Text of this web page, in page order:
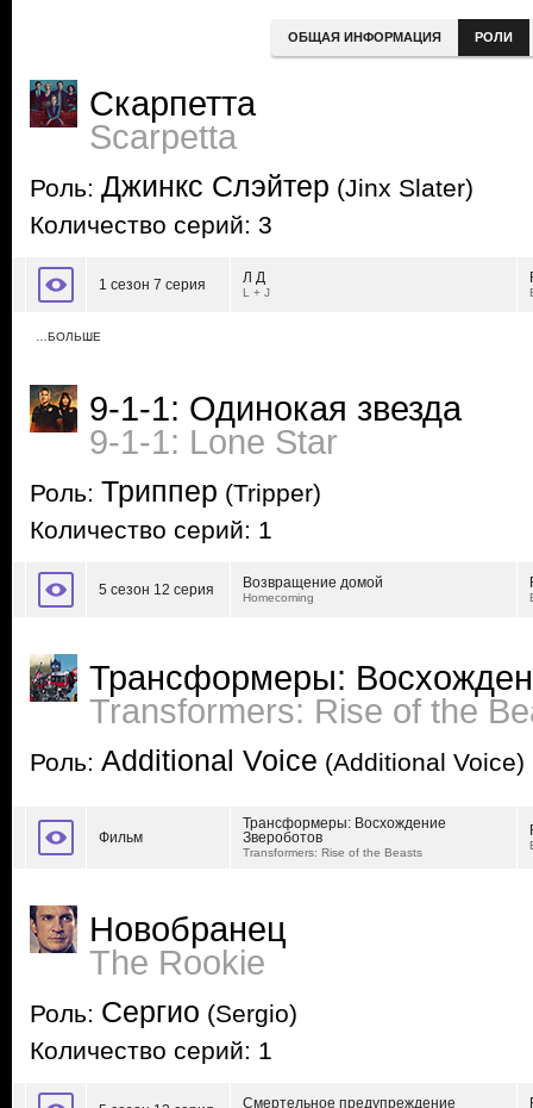
ОБЩАЯ ИНФОРМАЦИЯ РОЛИ
Скарпетта
Scarpetta
Роль: Джинкс Слэйтер (Jinx Slater)
Количество серий: 3
1 сезон 7 серия Л Д
L + J
…БОЛЬШЕ
9-1-1: Одинокая звезда
9-1-1: Lone Star
Роль: Триппер (Tripper)
Количество серий: 1
5 сезон 12 серия Возвращение домой
Homecoming
Трансформеры:
Transformers: Rise of the
Роль: Additional Voice (Additional Voice)
Фильм
Трансформеры: Восхождение
Звероботов
Transformers: Rise of the Beasts
Новобранец
The Rookie
Роль: Сергио (Sergio)
Количество серий: 1
Смертельное предупреждение